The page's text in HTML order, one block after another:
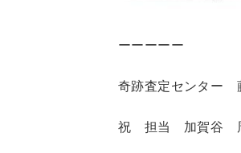
ーーーーー
奇跡査定センター
祝 担当 加賀谷